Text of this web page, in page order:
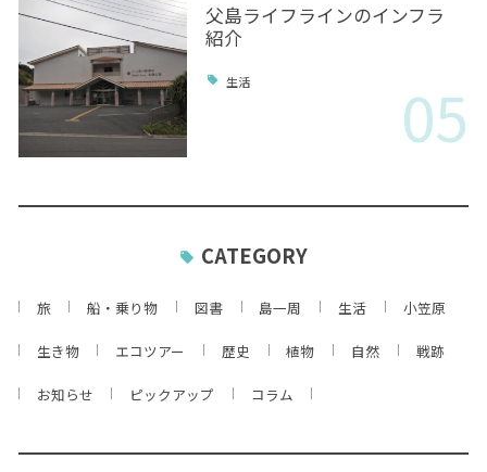
父島ライフラインのインフラ
紹介
生活 05
CATEGORY
旅 船・乗り物 図書 島一周 生活 小笠原
生き物 エコツアー 歴史 植物 自然 戦跡
お知らせ ピックアップ コラム